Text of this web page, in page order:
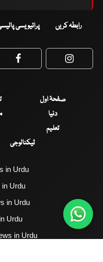
رابطہ کریں پرائیویسی
Facebook
صفحۂ اول
دنیا
تعلیم
ٹیکنالوجی
in Urdu
Urdu
in Urdu
Urdu
in Urdu